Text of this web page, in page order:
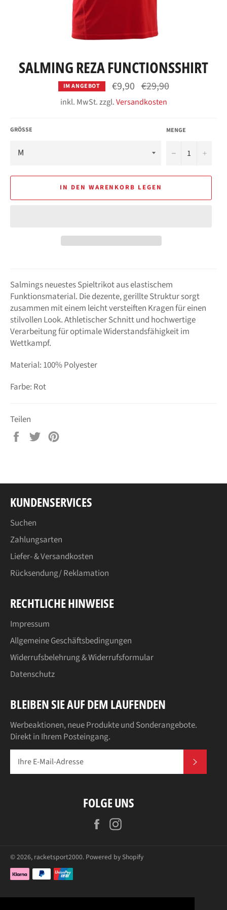
SALMING REZA FUNCTIONSSHIRT
IM ANGEBOT €9,90 Normaler
Preis
€29,90
inkl. MwSt. zzgl.Versandkosten
GRÖSSE MENGE
− +
IN DEN WARENKORB LEGEN
Salmings neuestes Spieltrikot aus elastischem
Funktionsmaterial. Die dezente, gerillte Struktur sorgt
zusammen mit einem leicht versteiften Kragen für einen
stilvollen Look. Athletischer Schnitt und hochwertige
Verarbeitung für optimale Widerstandsfähigkeit im
Wettkampf.
Material: 100% Polyester
Farbe: Rot
Teilen
Auf
Auf
KUNDENSERVICES
Suchen
Zahlungsarten
Liefer- & Versandkosten
Rücksendung/ Reklamation
RECHTLICHE HINWEISE
Impressum
Allgemeine Geschäftsbedingungen
Widerrufsbelehrung & Widerrufsformular
Datenschutz
BLEIBEN SIE AUF DEM LAUFENDEN
Werbeaktionen, neue Produkte und Sonderangebote.
Direkt in Ihrem Posteingang.
FOLGE UNS
Facebook
© 2026, racketsport2000. Powered by Shopify
Zahlungsarten